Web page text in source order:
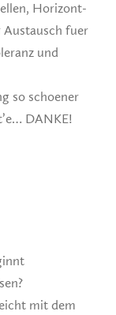
Horizont-
fuer
und
so schoener
DANKE!
mit dem